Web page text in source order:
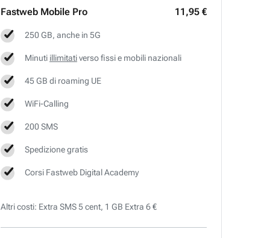
Fastweb Mobile Pro 11,95 €
250 GB, anche in 5G
Minuti illimitativerso fissi e mobili nazionali
45 GB di roaming UE
WiFi-Calling
200 SMS
Spedizione gratis
Corsi Fastweb Digital Academy
Altri costi: Extra SMS 5 cent, 1 GB Extra 6 €